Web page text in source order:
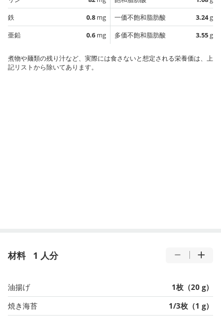
鉄
0.8 mg
亜鉛
0.6 mg
一価不飽和脂肪酸
3.24g
多価不飽和脂肪酸
3.55g
煮物や麺類の残り汁など、実際には食さないと想定される栄養価は、上
記リストから除いてあります。
材料 1 人分
油揚げ
1枚（20 g）
焼き海苔
1/3枚（1 g）